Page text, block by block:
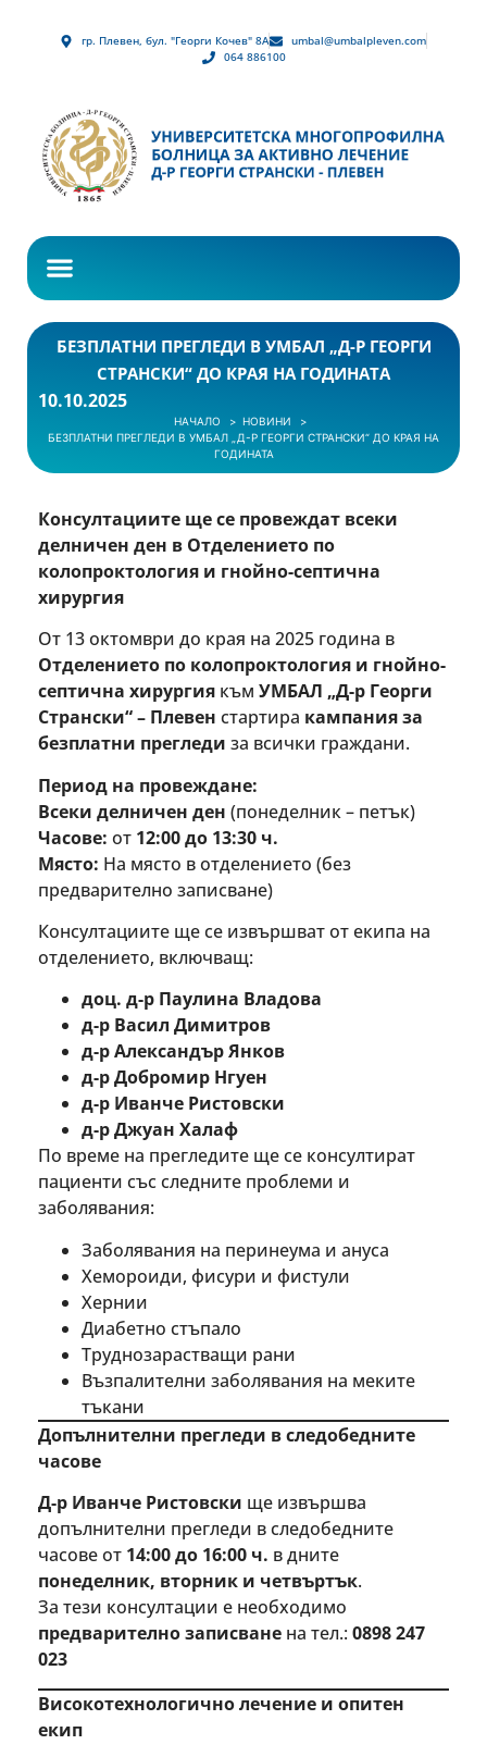
гр. Плевен, бул. "Георги Кочев" 8А
umbal@umbalpleven.com
064 886100
БЕЗПЛАТНИ ПРЕГЛЕДИ В УМБАЛ „Д-Р ГЕОРГИ
СТРАНСКИ“ ДО КРАЯ НА ГОДИНАТА
10.10.2025
НАЧАЛО
НОВИНИ
БЕЗПЛАТНИ ПРЕГЛЕДИ В УМБАЛ „Д-Р ГЕОРГИ СТРАНСКИ“ ДО КРАЯ НА
ГОДИНАТА
Консултациите ще се провеждат всеки
делничен ден в Отделението по
колопроктология и гнойно-септична
хирургия
От 13 октомври до края на 2025 година в
Отделението по колопроктология и гнойно-
септична хирургия към УМБАЛ „Д-р Георги
Странски“ – Плевен стартира кампания за
безплатни прегледи за всички граждани.
Период на провеждане:
Всеки делничен ден (понеделник – петък)
Часове: от 12:00 до 13:30 ч.
Място: На място в отделението (без
предварително записване)
Консултациите ще се извършват от екипа на
отделението, включващ:
доц. д-р Паулина Владова
д-р Васил Димитров
д-р Александър Янков
д-р Добромир Нгуен
д-р Иванче Ристовски
д-р Джуан Халаф
По време на прегледите ще се консултират
пациенти със следните проблеми и
заболявания:
Заболявания на перинеума и ануса
Хемороиди, фисури и фистули
Хернии
Диабетно стъпало
Труднозарастващи рани
Възпалителни заболявания на меките
тъкани
Допълнителни прегледи в следобедните
часове
Д-р Иванче Ристовски ще извършва
допълнителни прегледи в следобедните
часове от 14:00 до 16:00 ч. в дните
понеделник, вторник и четвъртък.
За тези консултации е необходимо
предварително записване на тел.: 0898 247
023
Високотехнологично лечение и опитен
екип